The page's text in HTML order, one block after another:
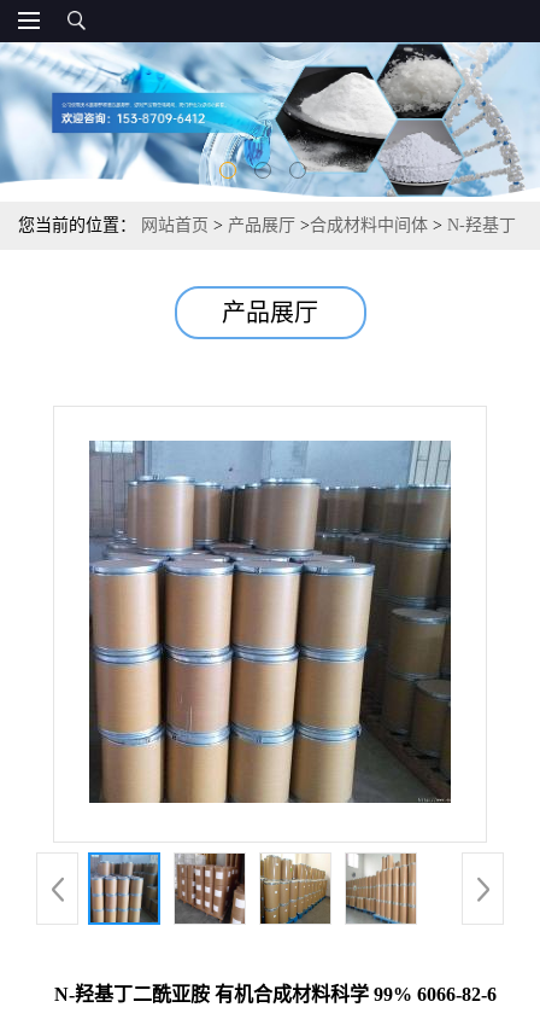
您当前的位置： 网站首页 > 产品展厅 >合成材料中间体 > N-羟基丁
产品展厅
N-羟基丁二酰亚胺 有机合成材料科学 99% 6066-82-6